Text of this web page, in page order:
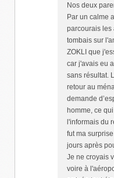
Nos deux
Par un calme
parcourais les
tombais sur
ZOKLI que
car j'avais eu
sans résultat.
retour au
demande
homme, ce
l'informais du
fut ma
jours après
Je ne croyais
voire à